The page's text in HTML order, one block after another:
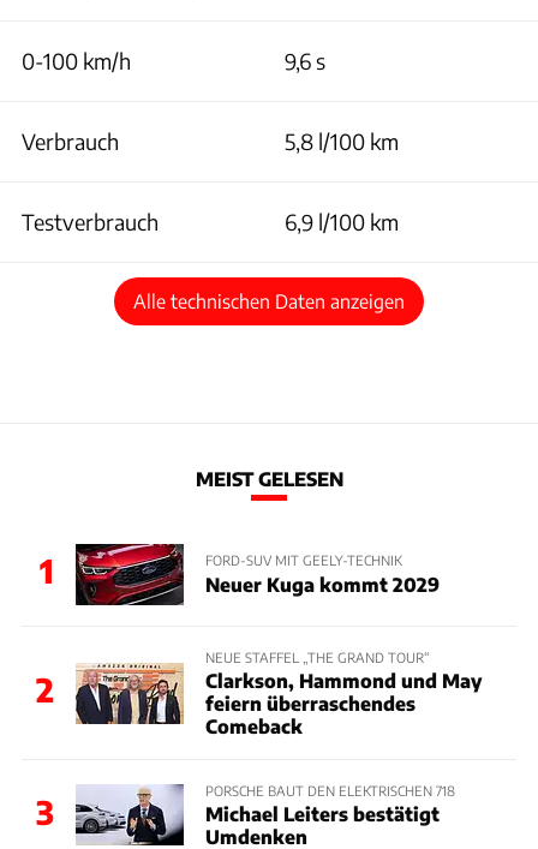
0-100 km/h 9,6 s
Verbrauch 5,8 l/100 km
Testverbrauch 6,9 l/100 km
Alle technischen Daten anzeigen
MEIST GELESEN
1 FORD-SUV MIT GEELY-TECHNIK
Neuer Kuga kommt 2029
2
NEUE STAFFEL „THE GRAND TOUR“
Clarkson, Hammond und May
feiern überraschendes
Comeback
3
PORSCHE BAUT DEN ELEKTRISCHEN 718
Michael Leiters bestätigt
Umdenken